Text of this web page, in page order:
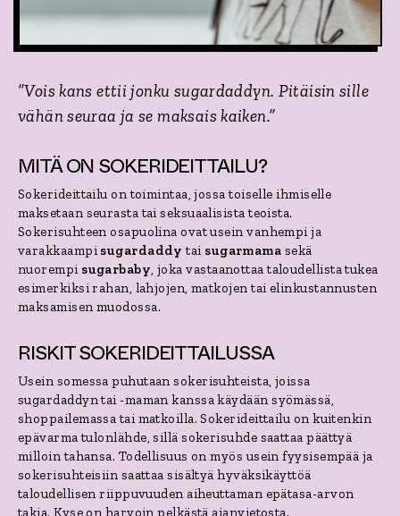
”Vois kans ettii jonku sugardaddyn. Pitäisin sille
vähän seuraa ja se maksais kaiken.”
MITÄ ON SOKERIDEITTAILU?
Sokerideittailu on toimintaa, jossa toiselle ihmiselle
maksetaan seurasta tai seksuaalisista teoista.
Sokerisuhteen osapuolina ovat usein vanhempi ja
varakkaampisugardaddy tai sugarmama sekä
nuorempi sugarbaby, joka vastaanottaa taloudellista tukea
esimerkiksi rahan, lahjojen, matkojen tai elinkustannusten
maksamisen muodossa.
RISKIT SOKERIDEITTAILUSSA
Usein somessa puhutaan sokerisuhteista, joissa
sugardaddyn tai -maman kanssa käydään syömässä,
shoppailemassa tai matkoilla. Sokerideittailu on kuitenkin
epävarma tulonlähde, sillä sokerisuhde saattaa päättyä
milloin tahansa. Todellisuus on myös usein fyysisempää ja
sokerisuhteisiin saattaa sisältyä hyväksikäyttöä
taloudellisen riippuvuuden aiheuttaman epätasa-arvon
takia. Kyse on harvoin pelkästä ajanvietosta.